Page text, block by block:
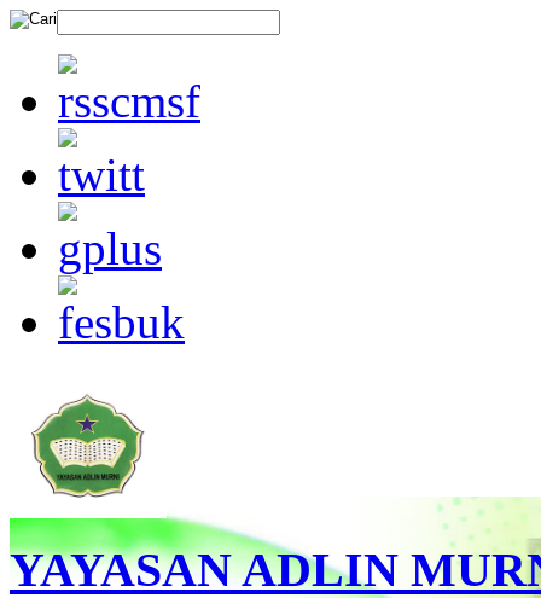
YAYASAN ADLIN